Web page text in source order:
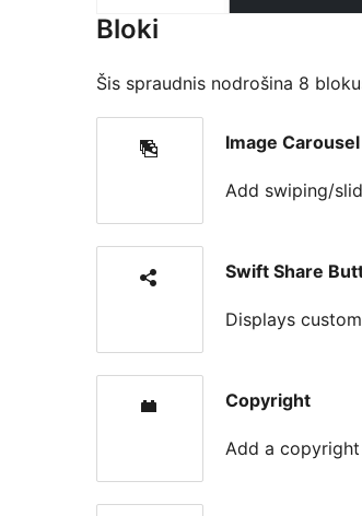
Bloki
Šis spraudnis nodrošina 8
Image Carousel
Add swiping/
Swift Share
Displays
Copyright
Add a